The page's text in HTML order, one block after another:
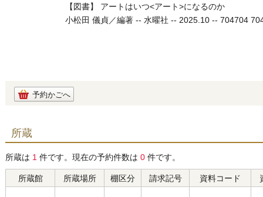
【図書】 アートはいつ<アート>になるのか
小松田 儀貞／編著 -- 水曜社 -- 2025.10 -- 704704
予約かごへ
所蔵
所蔵は 1 件です。現在の予約件数は 0 件です。
所蔵館 所蔵場所 棚区分 請求記号 資料コード